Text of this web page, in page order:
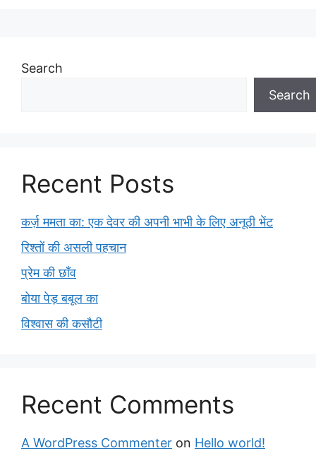
Search
Search
Recent Posts
कर्ज़ ममता का: एक देवर की अपनी भाभी के लिए अनूठी भेंट
रिश्तों की असली पहचान
प्रेम की छाँव
बोया पेड़ बबूल का
विश्वास की कसौटी
Recent Comments
A WordPress Commenter on Hello world!